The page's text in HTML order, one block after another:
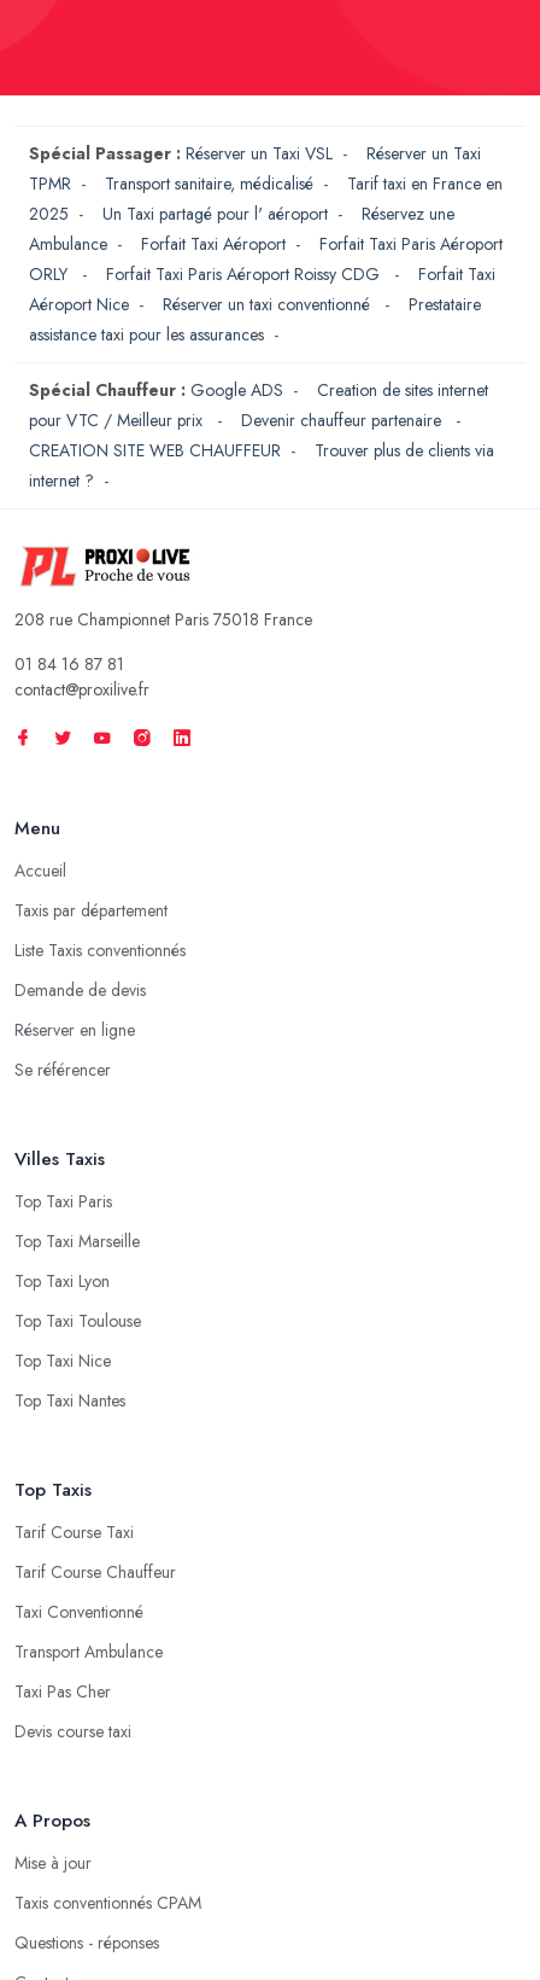
Spécial Passager : Réserver un Taxi VSL - Réserver un Taxi
TPMR - Transport sanitaire, médicalisé - Tarif taxi en France en
2025 - Un Taxi partagé pour l' aéroport - Réservez une
Ambulance - Forfait Taxi Aéroport - Forfait Taxi Paris Aéroport
ORLY
- Forfait Taxi Paris Aéroport Roissy CDG - Forfait Taxi
Aéroport Nice - Réserver un taxi conventionné - Prestataire
assistance taxi pour les assurances -
Spécial Chauffeur : Google ADS - Creation de sites internet
pour VTC / Meilleur prix
- Devenir chauffeur partenaire
-
CREATION SITE WEB CHAUFFEUR - Trouver plus de clients via
internet ? -
208 rue Championnet Paris 75018 France
01 84 16 87 81
contact@proxilive.fr
Menu
Accueil
Taxis par département
Liste Taxis conventionnés
Demande de devis
Réserver en ligne
Se référencer
Villes Taxis
Top Taxi Paris
Top Taxi Marseille
Top Taxi Lyon
Top Taxi Toulouse
Top Taxi Nice
Top Taxi Nantes
Top Taxis
Tarif Course Taxi
Tarif Course Chauffeur
Taxi Conventionné
Transport Ambulance
Taxi Pas Cher
Devis course taxi
A Propos
Mise à jour
Taxis conventionnés CPAM
Questions - réponses